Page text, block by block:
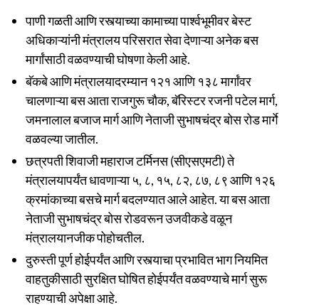
पाणी गळती आणि रस्त्याच्या कामाच्या पार्श्वभूमीवर बेस्ट
अधिकाऱ्यांनी मंत्रालय परिसरात सेवा देणाऱ्या अनेक बस
मार्गांसाठी वळवण्याची घोषणा केली आहे.
बॅकबे आणि मंत्रालयादरम्यान १२१ आणि १३८ मार्गांवर
चालणाऱ्या बस आता राजगुरू चौक, बॅरिस्टर रजनी पटेल मार्ग,
जमनालाल बजाज मार्ग आणि नेताजी सुभाषचंद्र बोस रोड मार्गे
वळवल्या जातील.
छत्रपती शिवाजी महाराज टर्मिनस (सीएसएमटी) ते
मंत्रालयापर्यंत धावणाऱ्या ५, ८, १५, ८२, ८७, ८९ आणि १२६
क्रमांकाच्या बसचे मार्ग बदलण्यात आले आहेत. या बस आता
नेताजी सुभाषचंद्र बोस रोडवरून उजवीकडे वळून
मंत्रालयानजीक पोहोचतील.
दुरुस्ती पूर्ण होईपर्यंत आणि रस्त्याचा प्रभावित भाग नियमित
वाहतुकीसाठी सुरक्षित घोषित होईपर्यंत वळवण्याचे मार्ग सुरू
राहण्याची अपेक्षा आहे.